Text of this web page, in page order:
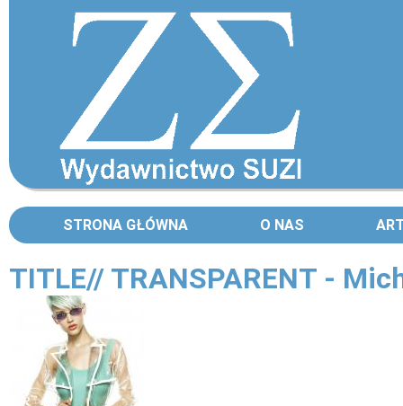
STRONA GŁÓWNA O NAS
TITLE// TRANSPARENT -